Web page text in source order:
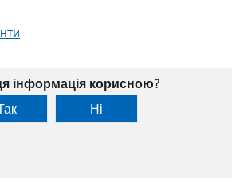
інформація корисною?
Ні